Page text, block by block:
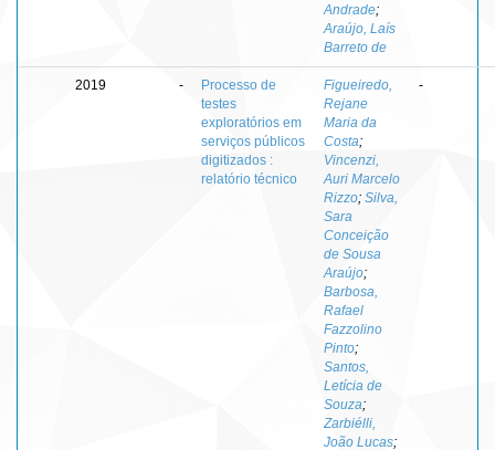
Andrade;
Araújo, Laís
Barreto de
2019 -
Processo de
testes
exploratórios em
serviços públicos
digitizados :
relatório técnico
Figueiredo,
Rejane
Maria da
Costa;
Vincenzi,
Auri Marcelo
Rizzo; Silva,
Sara
Conceição
de Sousa
Araújo;
Barbosa,
Rafael
Fazzolino
Pinto;
Santos,
Letícia de
Souza;
Zarbiélli,
João Lucas;
-